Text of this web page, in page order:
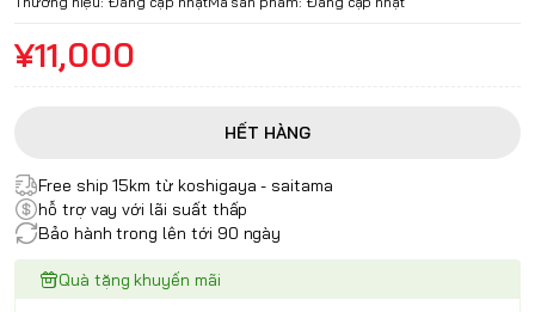
¥11,000
HẾT HÀNG
Free ship 15km từ koshigaya - saitama
hỗ trợ vay với lãi suất thấp
Bảo hành trong lên tới 90 ngày
Quà tặng khuyến mãi